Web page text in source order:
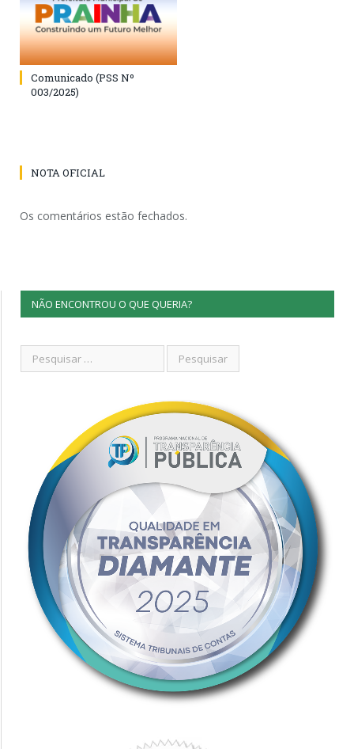
Comunicado (PSS Nº
003/2025)
NOTA OFICIAL
Os comentários estão fechados.
NÃO ENCONTROU O QUE QUERIA?